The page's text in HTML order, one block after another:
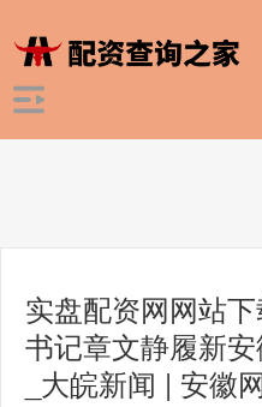
实盘配资网网站
书记章文静履新
_大皖新闻 | 安徽